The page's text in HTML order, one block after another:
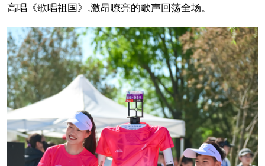
高唱《歌唱祖国》,激昂嘹亮的歌声回荡全场。